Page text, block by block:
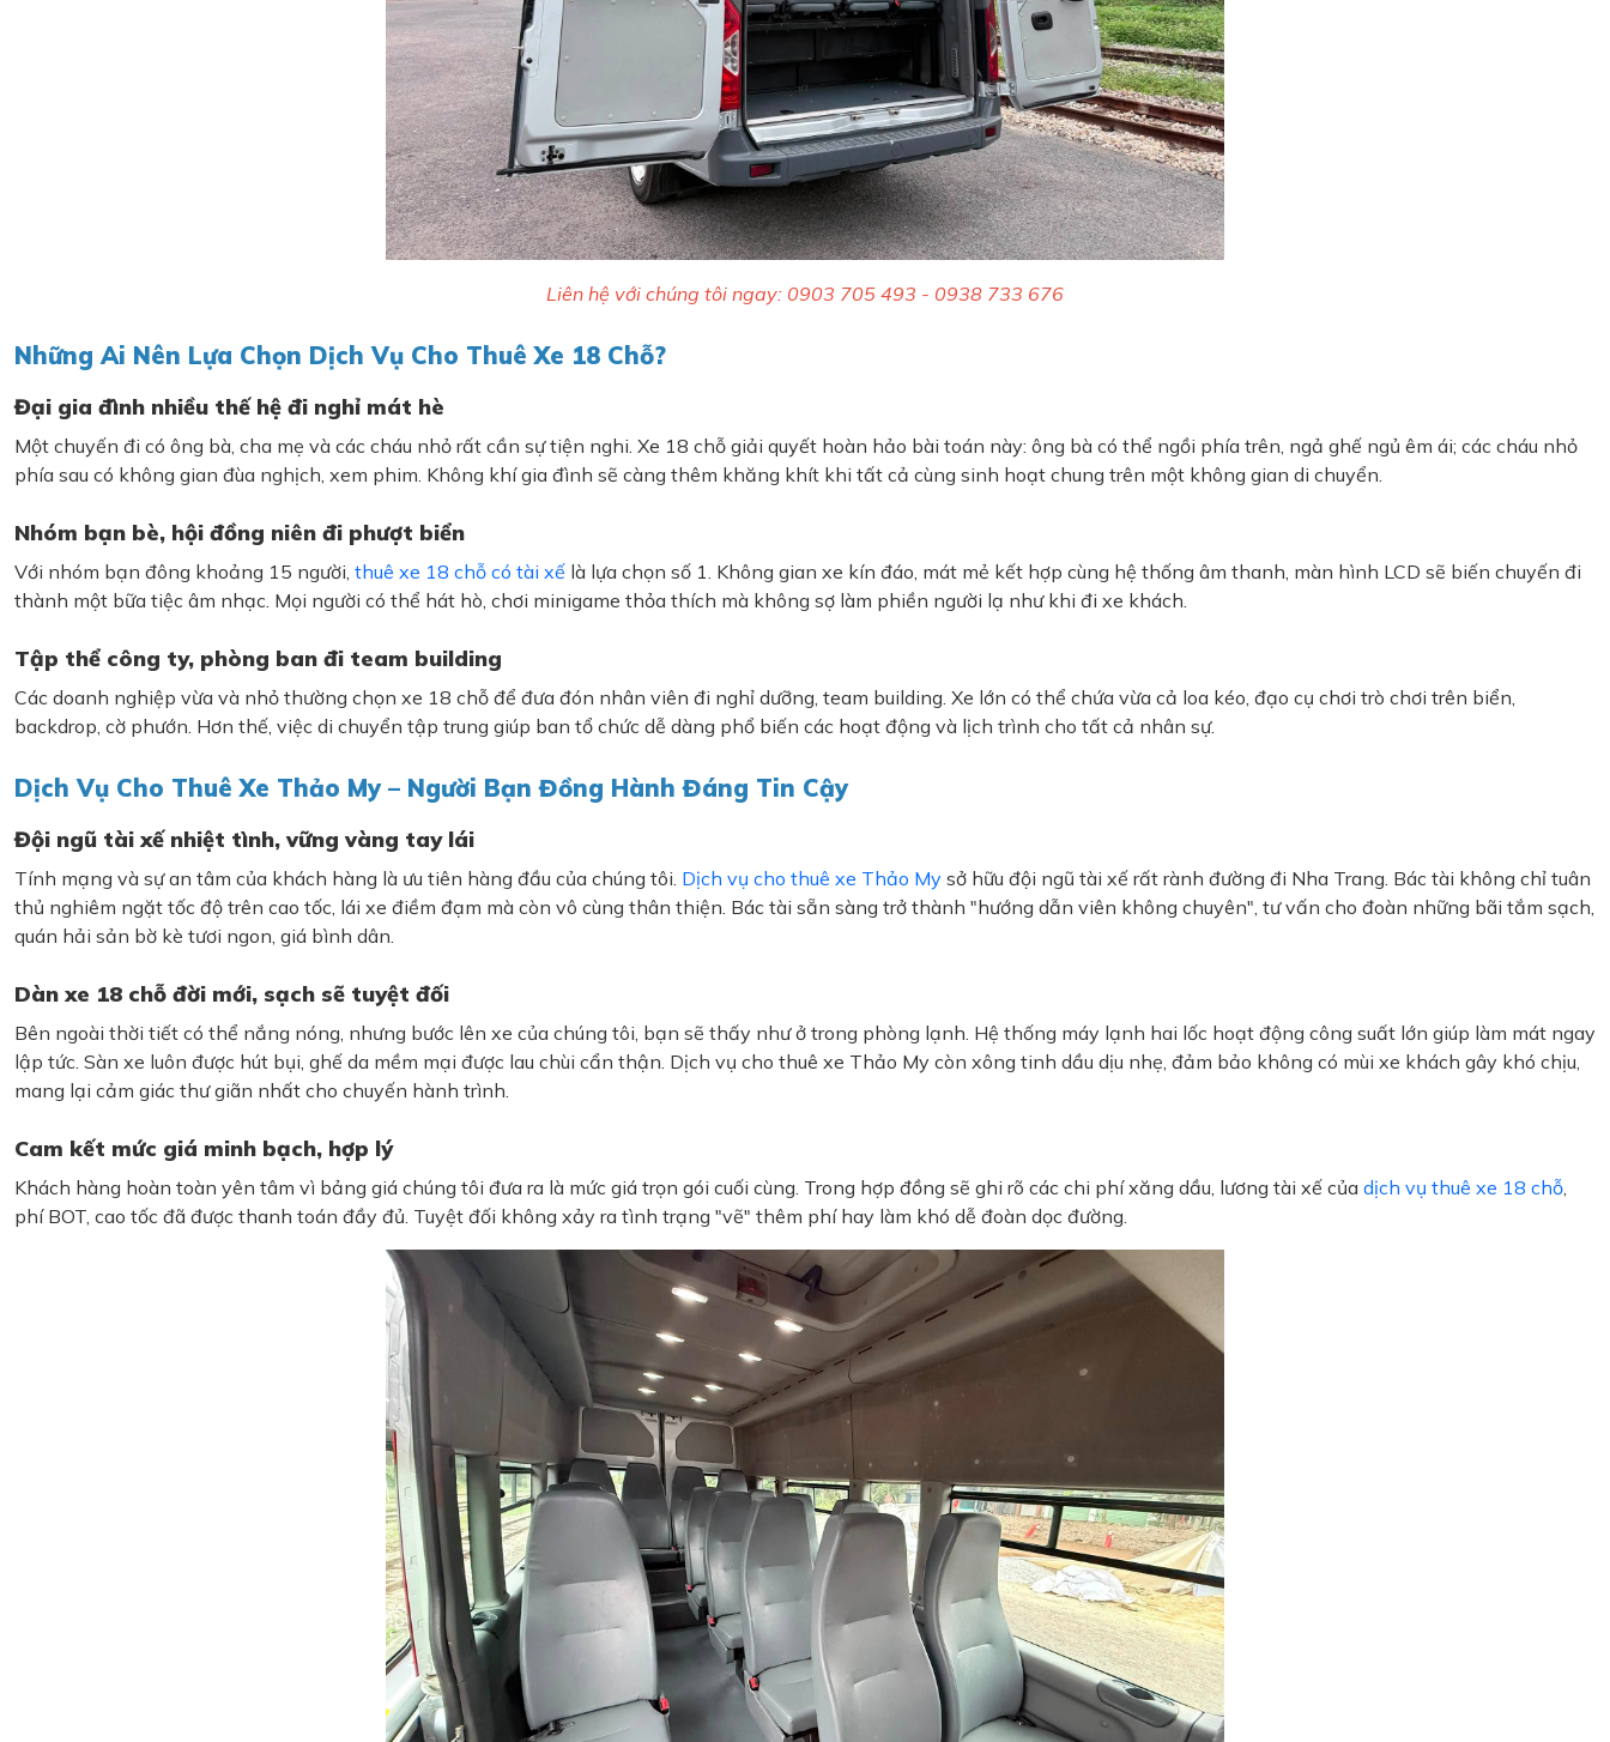
Liên hệ với chúng tôi ngay: 0903 705 493 - 0938 733 676
Những Ai Nên Lựa Chọn Dịch Vụ Cho Thuê Xe 18 Chỗ?
Đại gia đình nhiều thế hệ đi nghỉ mát hè
Một chuyến đi có ông bà, cha mẹ và các cháu nhỏ rất cần sự tiện nghi. Xe 18 chỗ giải quyết hoàn hảo bài toán này: ông bà có thể ngồi phía trên, ngả ghế ngủ êm ái; các cháu nhỏ
phía sau có không gian đùa nghịch, xem phim. Không khí gia đình sẽ càng thêm khăng khít khi tất cả cùng sinh hoạt chung trên một không gian di chuyển.
Nhóm bạn bè, hội đồng niên đi phượt biển
Với nhóm bạn đông khoảng 15 người, thuê xe 18 chỗ có tài xế là lựa chọn số 1. Không gian xe kín đáo, mát mẻ kết hợp cùng hệ thống âm thanh, màn hình LCD sẽ biến chuyến đi
thành một bữa tiệc âm nhạc. Mọi người có thể hát hò, chơi minigame thỏa thích mà không sợ làm phiền người lạ như khi đi xe khách.
Tập thể công ty, phòng ban đi team building
Các doanh nghiệp vừa và nhỏ thường chọn xe 18 chỗ để đưa đón nhân viên đi nghỉ dưỡng, team building. Xe lớn có thể chứa vừa cả loa kéo, đạo cụ chơi trò chơi trên biển,
backdrop, cờ phướn. Hơn thế, việc di chuyển tập trung giúp ban tổ chức dễ dàng phổ biến các hoạt động và lịch trình cho tất cả nhân sự.
Dịch Vụ Cho Thuê Xe Thảo My – Người Bạn Đồng Hành Đáng Tin Cậy
Đội ngũ tài xế nhiệt tình, vững vàng tay lái
Tính mạng và sự an tâm của khách hàng là ưu tiên hàng đầu của chúng tôi. Dịch vụ cho thuê xe Thảo My sở hữu đội ngũ tài xế rất rành đường đi Nha Trang. Bác tài không chỉ tuân
thủ nghiêm ngặt tốc độ trên cao tốc, lái xe điềm đạm mà còn vô cùng thân thiện. Bác tài sẵn sàng trở thành "hướng dẫn viên không chuyên", tư vấn cho đoàn những bãi tắm sạch,
quán hải sản bờ kè tươi ngon, giá bình dân.
Dàn xe 18 chỗ đời mới, sạch sẽ tuyệt đối
Bên ngoài thời tiết có thể nắng nóng, nhưng bước lên xe của chúng tôi, bạn sẽ thấy như ở trong phòng lạnh. Hệ thống máy lạnh hai lốc hoạt động công suất lớn giúp làm mát ngay
lập tức. Sàn xe luôn được hút bụi, ghế da mềm mại được lau chùi cẩn thận. Dịch vụ cho thuê xe Thảo My còn xông tinh dầu dịu nhẹ, đảm bảo không có mùi xe khách gây khó chịu,
mang lại cảm giác thư giãn nhất cho chuyến hành trình.
Cam kết mức giá minh bạch, hợp lý
Khách hàng hoàn toàn yên tâm vì bảng giá chúng tôi đưa ra là mức giá trọn gói cuối cùng. Trong hợp đồng sẽ ghi rõ các chi phí xăng dầu, lương tài xế của dịch vụ thuê xe 18 chỗ,
phí BOT, cao tốc đã được thanh toán đầy đủ. Tuyệt đối không xảy ra tình trạng "vẽ" thêm phí hay làm khó dễ đoàn dọc đường.